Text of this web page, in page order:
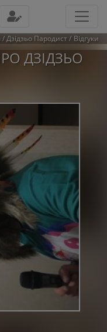
Дзідзьо Пародист Відгуки
ДЗІДЗЬО